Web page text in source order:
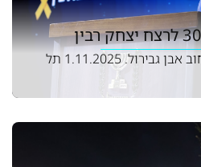
אנדרטת רבין, כיכר רבין ורחוב אבן גבירול. 1.11.2025 תל